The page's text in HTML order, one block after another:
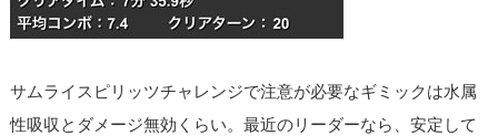
サムライスピリッツチャレンジで注意が必要なギミックは水属
性吸収とダメージ無効くらい。最近のリーダーなら、安定して